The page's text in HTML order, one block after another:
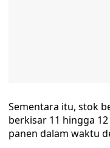
Sementara itu, stok
berkisar 11 hingga
panen dalam waktu